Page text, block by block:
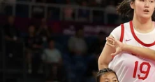
Ngọc Anh ngồi lặng lẽ trên ghế
linh bé bỏng đang lớn dần từng
phải sống trong sợ hãi khi mang
mình. Trí – người chồng mà cô
còn là người đàn ông của ngày